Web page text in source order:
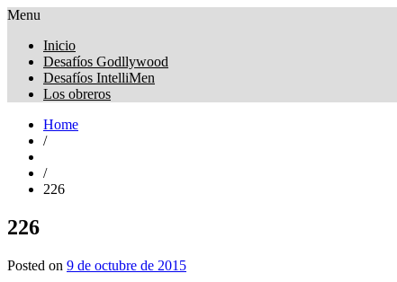
Obreros Universal
Menu
Inicio
Desafíos Godllywood
Desafíos IntelliMen
Los obreros
Home
/
/
226
226
Posted on 9 de octubre de 2015